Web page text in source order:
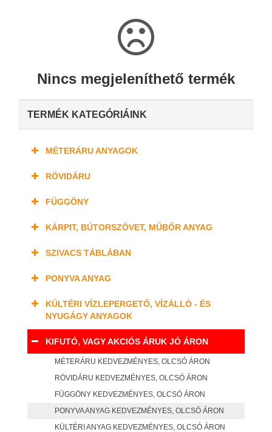
Nincs megjeleníthető termék
TERMÉK KATEGÓRIÁINK
MÉTERÁRU ANYAGOK
RÖVIDÁRU
FÜGGÖNY
KÁRPIT, BÚTORSZÖVET, MŰBŐR ANYAG
SZIVACS TÁBLÁBAN
PONYVA ANYAG
KÜLTÉRI VÍZLEPERGETŐ, VÍZÁLLÓ - ÉS
NYUGÁGY ANYAGOK
KIFUTÓ, VAGY AKCIÓS ÁRUK JÓ ÁRON
MÉTERÁRU KEDVEZMÉNYES, OLCSÓ ÁRON
RÖVIDÁRU KEDVEZMÉNYES, OLCSÓ ÁRON
FÜGGÖNY KEDVEZMÉNYES, OLCSÓ ÁRON
PONYVA ANYAG KEDVEZMÉNYES, OLCSÓ ÁRON
KÜLTÉRI ANYAG KEDVEZMÉNYES, OLCSÓ ÁRON